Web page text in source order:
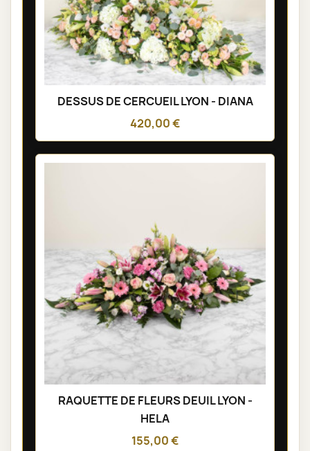
DESSUS DE CERCUEIL LYON - DIANA
420,00 €
RAQUETTE DE FLEURS DEUIL LYON -
HELA
155,00 €